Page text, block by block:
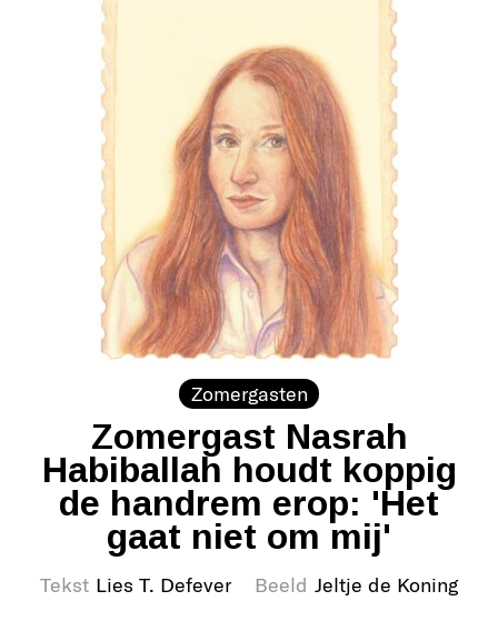
Zomergasten
Zomergast Nasrah
Habiballah houdt koppig
de handrem erop: 'Het
gaat niet om mij'
Tekst Lies T. Defever Beeld Jeltje de Koning